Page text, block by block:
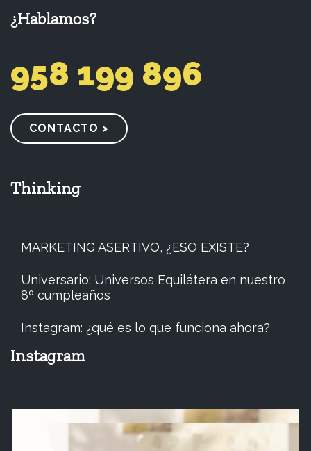
¿Hablamos?
958 199 896
CONTACTO >
Thinking
MARKETING ASERTIVO, ¿ESO EXISTE?
Universario: Universos Equilátera en nuestro
8º cumpleaños
Instagram: ¿qué es lo que funciona ahora?
Instagram